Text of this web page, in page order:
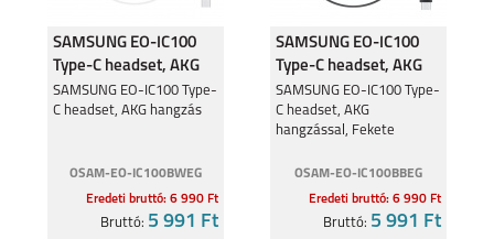
SAMSUNG EO-IC100
Type-C headset, AKG
hangzással, Fehér
SAMSUNG EO-IC100 Type-
C headset, AKG hangzás
OSAM-EO-IC100BWEG
Eredeti bruttó: 6 990 Ft
Bruttó: 5 991 Ft
SAMSUNG EO-IC100
Type-C headset, AKG
hangzással, Fekete
SAMSUNG EO-IC100 Type-
C headset, AKG
hangzással, Fekete
OSAM-EO-IC100BBEG
Eredeti bruttó: 6 990 Ft
Bruttó: 5 991 Ft